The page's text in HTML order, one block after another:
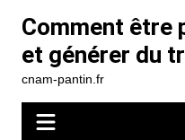
contenu
Comment être
et générer du
cnam-pantin.fr